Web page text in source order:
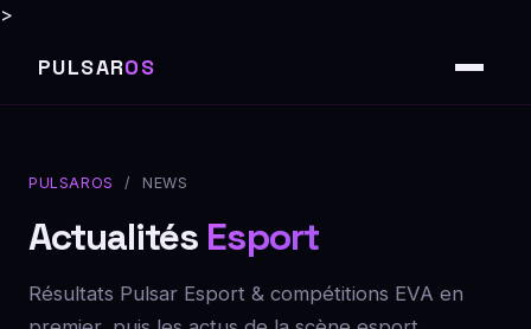
>
PULSAROS
PULSAROS / NEWS
Actualités Esport
Résultats Pulsar Esport & compétitions EVA en